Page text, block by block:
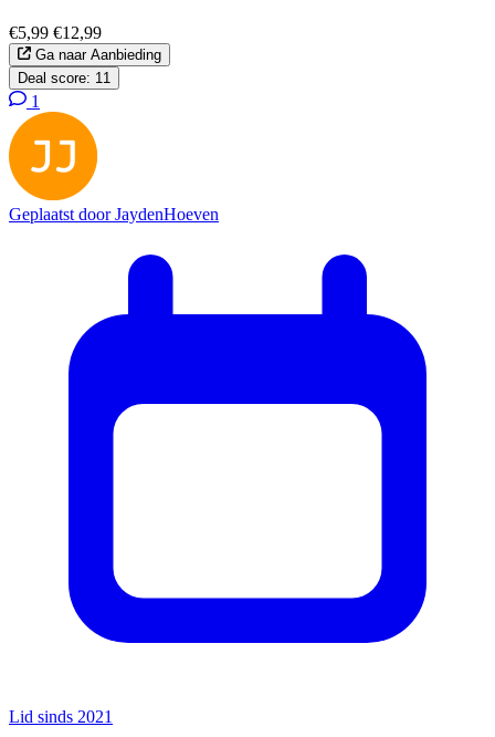
€5,99 €12,99
Ga naar Aanbieding
Deal score: 11
1
Geplaatst doorJaydenHoeven
Lid sinds 2021